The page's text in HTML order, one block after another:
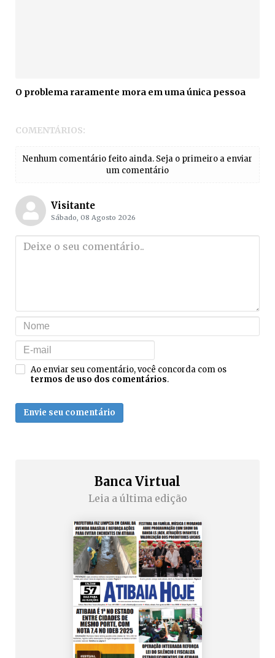
O problema raramente mora em uma única pessoa
COMENTÁRIOS:
Nenhum comentário feito ainda. Seja o primeiro a enviar
um comentário
Visitante
Sábado, 08 Agosto 2026
Ao enviar seu comentário, você concorda com os
termos de uso dos comentários.
Envie seu comentário
Banca Virtual
Leia a última edição